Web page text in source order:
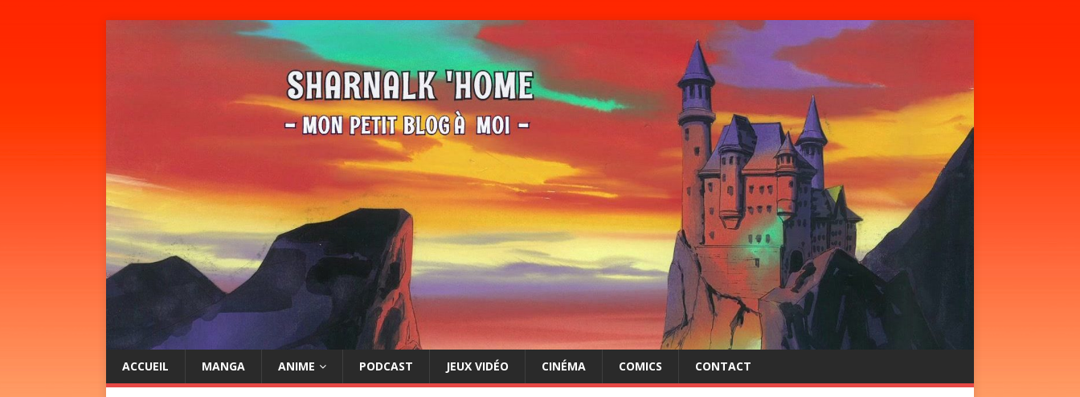
ACCUEIL MANGA ANIME PODCAST JEUX VIDÉO CINÉMA COMICS CONTACT